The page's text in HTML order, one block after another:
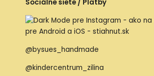
Sociálne siete / Platby
@bysues_handmade
@kindercentrum_zilina